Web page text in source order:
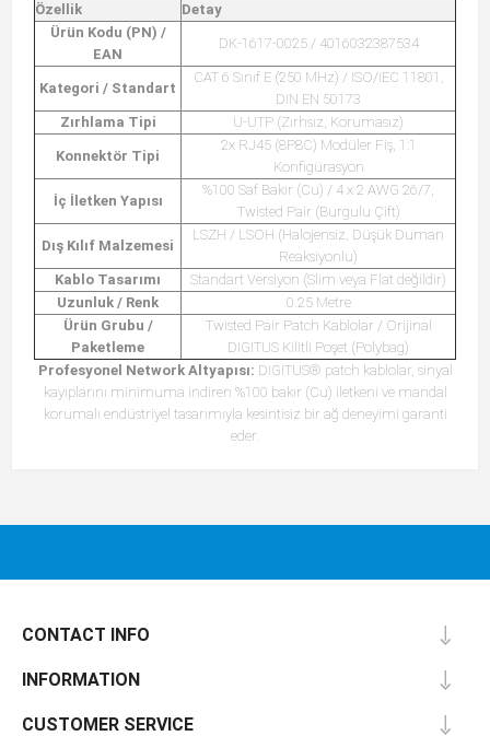
Özellik
Detay
Ürün Kodu (PN) /
EAN
DK-1617-0025 / 4016032387534
Kategori / Standart
CAT 6 Sınıf E (250 MHz) / ISO/IEC 11801,
DIN EN 50173
Zırhlama Tipi
U-UTP (Zırhsız, Korumasız)
Konnektör Tipi
2x RJ45 (8P8C) Modüler Fiş, 1:1
Konfigürasyon
İç İletken Yapısı
%100 Saf Bakır (Cu) / 4 x 2 AWG 26/7,
Twisted Pair (Burgulu Çift)
Dış Kılıf Malzemesi
LSZH / LSOH (Halojensiz, Düşük Duman
Reaksiyonlu)
Kablo Tasarımı
Standart Versiyon (Slim veya Flat değildir)
Uzunluk / Renk
0.25 Metre
Ürün Grubu /
Paketleme
Twisted Pair Patch Kablolar / Orijinal
DIGITUS Kilitli Poşet (Polybag)
Profesyonel Network Altyapısı: DIGITUS® patch kablolar, sinyal
kayıplarını minimuma indiren %100 bakır (Cu) iletkeni ve mandal
korumalı endüstriyel tasarımıyla kesintisiz bir ağ deneyimi garanti
eder.
CONTACT INFO
INFORMATION
CUSTOMER SERVICE